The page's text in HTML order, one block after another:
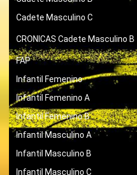
Cadete Masculino C
CRONICAS Cadete Masculino B
FAP
Infantil Femenino
Infantil Femenino A
Infantil Femenino B
Infantil Masculino A
Infantil Masculino B
Infantil Masculino C